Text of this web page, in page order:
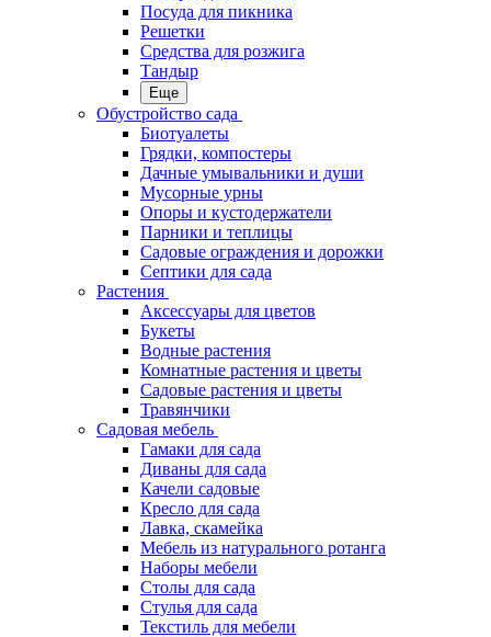
Посуда для пикника
Решетки
Средства для розжига
Тандыр
Еще
Обустройство сада
Биотуалеты
Грядки, компостеры
Дачные умывальники и души
Мусорные урны
Опоры и кустодержатели
Парники и теплицы
Садовые ограждения и дорожки
Септики для сада
Растения
Аксессуары для цветов
Букеты
Водные растения
Комнатные растения и цветы
Садовые растения и цветы
Травянчики
Садовая мебель
Гамаки для сада
Диваны для сада
Качели садовые
Кресло для сада
Лавка, скамейка
Мебель из натурального ротанга
Наборы мебели
Столы для сада
Стулья для сада
Текстиль для мебели